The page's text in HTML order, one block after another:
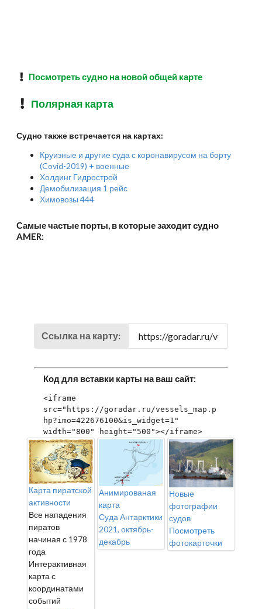
Посмотреть судно на новой общей карте
Полярная карта
Судно также встречается на картах:
Круизные и другие суда с коронавирусом на борту
(Covid-2019) + военные
Холдинг Гидрострой
Демобилизация 1 рейс
Химовозы 444
Самые частые порты, в которые заходит судно
AMER:
Ссылка на карту:
Код для вставки карты на ваш сайт:
<iframe
src="https://goradar.ru/vessels_map.p
hp?imo=422676100&is_widget=1"
width="800" height="500"></iframe>
Карта пиратской
активности
Все нападения
пиратов
начиная с 1978
года
Интерактивная
карта с
координатами
событий
Анимированая
карта
Суда Антарктики
2021, октябрь-
декабрь
Новые
фотографии
судов
Посмотреть
фотокарточки